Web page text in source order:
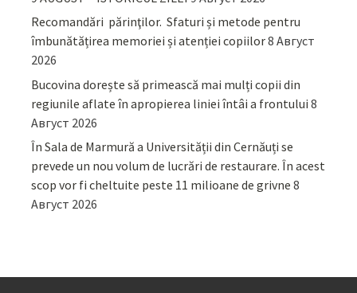
Recomandări părinţilor. Sfaturi și metode pentru
îmbunătățirea memoriei și atenției copiilor8 Август
2026
Bucovina dorește să primească mai mulți copii din
regiunile aflate în apropierea liniei întâi a frontului 8
Август 2026
În Sala de Marmură a Universității din Cernăuți se
prevede un nou volum de lucrări de restaurare. În acest
scop vor fi cheltuite peste 11 milioane de grivne 8
Август 2026